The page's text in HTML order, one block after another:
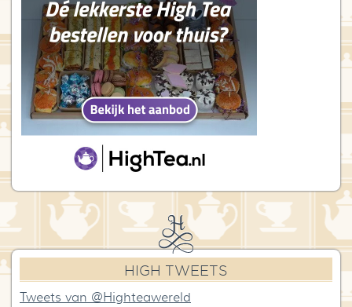
HIGH TWEETS
Tweets van @Highteawereld